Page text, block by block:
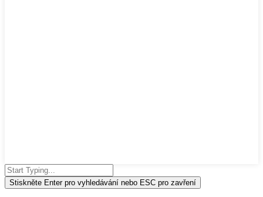
Stiskněte Enter pro vyhledávání nebo ESC pro zavření